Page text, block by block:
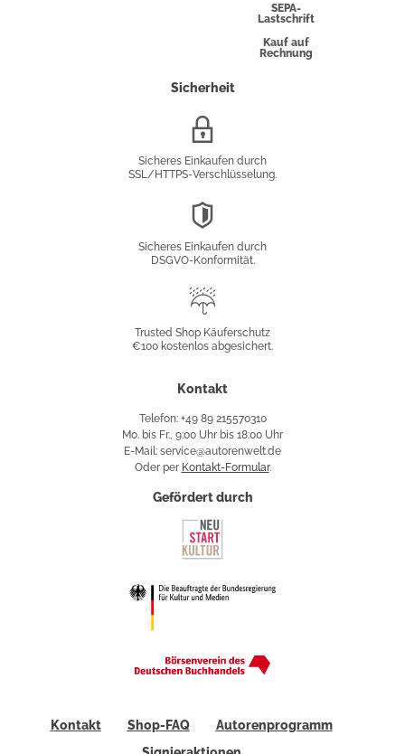
SEPA-
Lastschrift
Kauf auf
Rechnung
Sicherheit
Sicheres Einkaufen durch
SSL/HTTPS-Verschlüsselung.
Sicheres Einkaufen durch
DSGVO-Konformität.
Käuferschutz
Trusted Shop Käuferschutz
€100 kostenlos abgesichert.
Kontakt
Telefon: +49 89 215570310
Mo. bis Fr., 9:00 Uhr bis 18:00 Uhr
E-Mail: service@autorenwelt.de
Oder per Kontakt-Formular.
Gefördert durch
Kontakt Shop-FAQ
Autorenprogramm